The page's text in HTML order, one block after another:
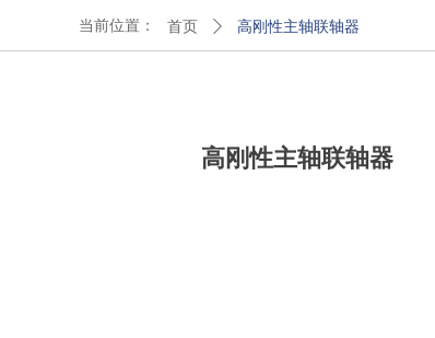
高刚性主轴联轴器
当前位置： 首页 ꄲ 高刚性主轴联轴器